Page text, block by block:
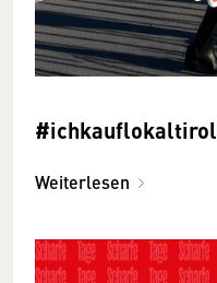
#ichkauflokaltirol
Weiterlesen